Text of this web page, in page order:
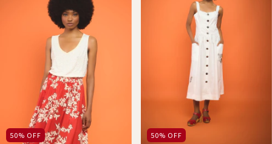
50% OFF 50% OFF